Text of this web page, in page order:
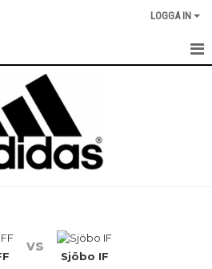
LOGGA IN
vs
Sjöbo IF